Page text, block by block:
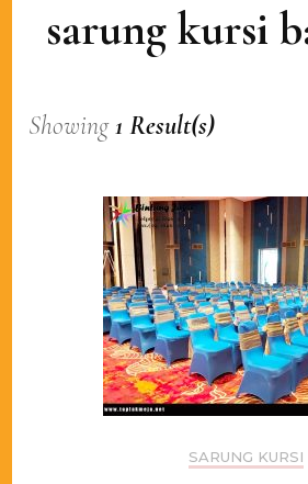
sarung kursi
Showing1 Result(s)
SARUNG KURSI